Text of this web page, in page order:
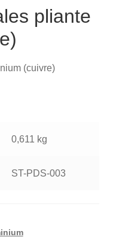
pliante
(cuivre)
0,611 kg
ST-PDS-003